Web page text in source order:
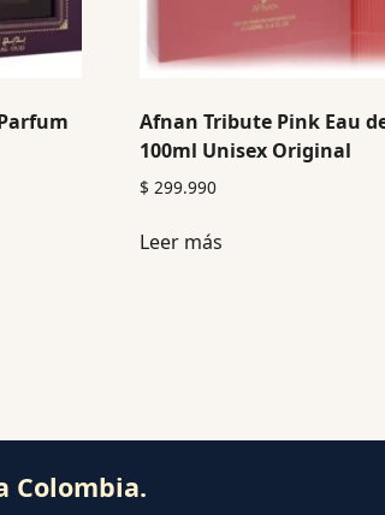
Afnan Tribute Pink Eau
100ml Unisex Original
$ 299.990
Leer más
Colombia.